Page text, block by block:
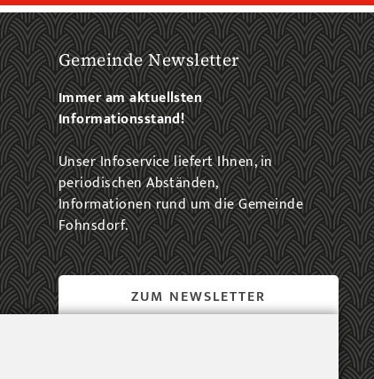
Gemeinde Newsletter
Immer am aktuellsten
Informationsstand!
Unser Infoservice liefert Ihnen, in
periodischen Abständen,
Informationen rund um die Gemeinde
Fohnsdorf.
ZUM NEWSLETTER
EINTRAG...